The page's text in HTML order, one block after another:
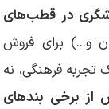
در قطب‌های
و...) برای فروش
فرهنگی، نه
از برخی بندهای